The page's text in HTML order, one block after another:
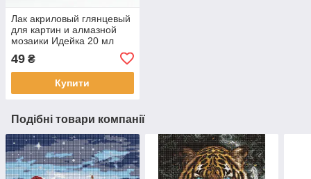
Лак акриловый глянцевый
для картин и алмазной
мозаики Идейка 20 мл
49 ₴
Купити
Подібні товари компанії